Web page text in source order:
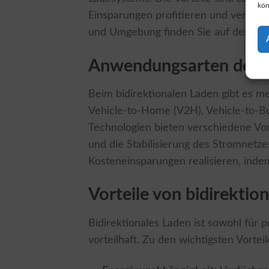
Einsparungen profitieren und
und Umgebung finden Sie auf der
Anwendungsarten des
Beim bidirektionalen Laden gibt es
Vehicle-to-Home (V2H), Vehicle-to-
Technologien bieten verschiedene
und die Stabilisierung des
Kosteneinsparungen realisieren,
Vorteile von
Bidirektionales Laden ist sowohl für
vorteilhaft. Zu den wichtigsten